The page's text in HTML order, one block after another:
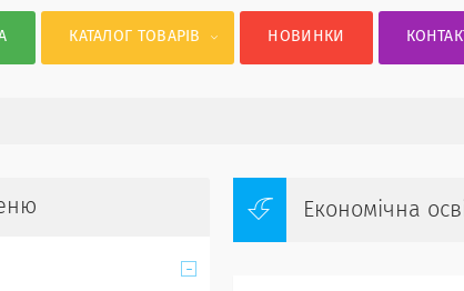
КАТАЛОГ ТОВАРІВ НОВИНКИ
Економічна